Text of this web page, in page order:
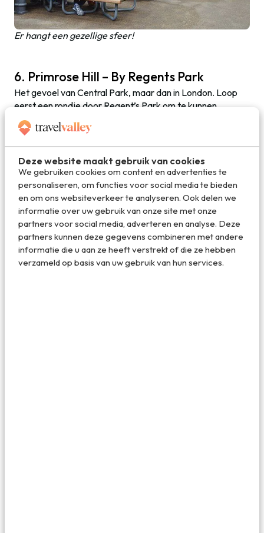
Deze website maakt gebruik van cookies
We gebruiken cookies om content en advertenties te
personaliseren, om functies voor social media te bieden
en om ons websiteverkeer te analyseren. Ook delen we
informatie over uw gebruik van onze site met onze
partners voor social media, adverteren en analyse. Deze
partners kunnen deze gegevens combineren met andere
informatie die u aan ze heeft verstrekt of die ze hebben
verzameld op basis van uw gebruik van hun services.
Er hangt een gezellige sfeer!
6. Primrose Hill – By Regents Park
Het gevoel van Central Park, maar dan in London. Loop
eerst een rondje door Regent’s Park om te kunnen
genieten van sporters en picknicksessies. Niet veel verder
kom je deZoovan Londen tegen. De dierentuin is niet
groot, maar wel leuk opgezet.
Nadat je de Zoo bent gepasseerd kun je Primrose Hill
beklimmen. Een, op het eerste gezicht, helemaal niet zo’n
hoge heuvel in het park. Echter, wanneer jij, toch buiten
adem, boven bent gekomen, heb je een fantastisch
uitzicht over de stad. Je ziet vanaf hier de London Eye, de
Thames, het Financial District en natuurlijk de Tower
Bridge.